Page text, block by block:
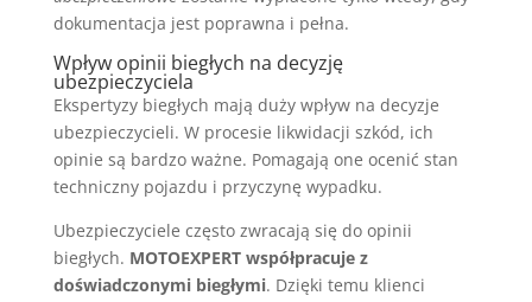
dokumentacja jest poprawna i pełna.
Wpływ opinii biegłych na decyzję
ubezpieczyciela
Ekspertyzy biegłych mają duży wpływ na decyzje
ubezpieczycieli. W procesie likwidacji szkód, ich
opinie są bardzo ważne. Pomagają one ocenić stan
techniczny pojazdu i przyczynę wypadku.
Ubezpieczyciele często zwracają się do opinii
biegłych. MOTOEXPERT współpracuje z
doświadczonymi biegłymi. Dzięki temu klienci